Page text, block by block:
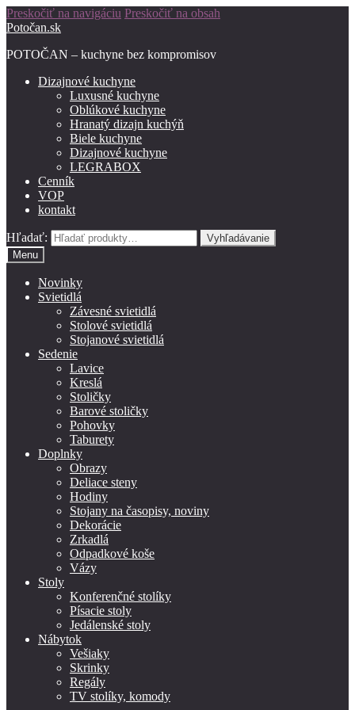
Preskočiť na navigáciu Preskočiť na obsah
Potočan.sk
POTOČAN – kuchyne bez kompromisov
Dizajnové kuchyne
Luxusné kuchyne
Oblúkové kuchyne
Hranatý dizajn kuchýň
Biele kuchyne
Dizajnové kuchyne
LEGRABOX
Cenník
VOP
kontakt
Hľadať:
Vyhľadávanie
Menu
Novinky
Svietidlá
Závesné svietidlá
Stolové svietidlá
Stojanové svietidlá
Sedenie
Lavice
Kreslá
Stoličky
Barové stoličky
Pohovky
Taburety
Doplnky
Obrazy
Deliace steny
Hodiny
Stojany na časopisy, noviny
Dekorácie
Zrkadlá
Odpadkové koše
Vázy
Stoly
Konferenčné stolíky
Písacie stoly
Jedálenské stoly
Nábytok
Vešiaky
Skrinky
Regály
TV stolíky, komody